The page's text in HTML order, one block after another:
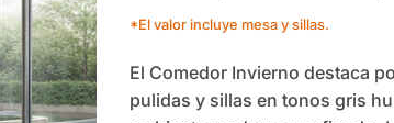
Add to
wishlist
*El valor incluye mesa y sillas.
El Comedor Invierno destaca
pulidas y sillas en tonos gris